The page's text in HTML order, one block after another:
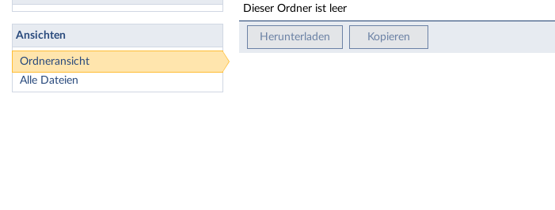
Ansichten
Ordneransicht
Alle Dateien
Dieser Ordner ist leer
Herunterladen Kopieren